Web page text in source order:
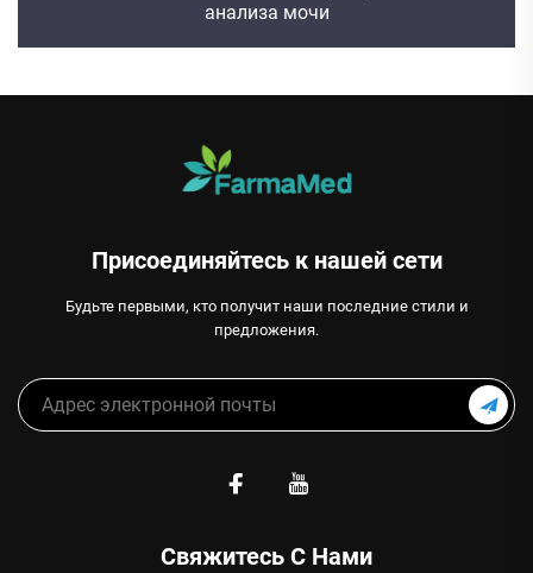
анализа мочи
Присоединяйтесь к нашей сети
Будьте первыми, кто получит наши последние стили и
предложения.
Свяжитесь С Нами